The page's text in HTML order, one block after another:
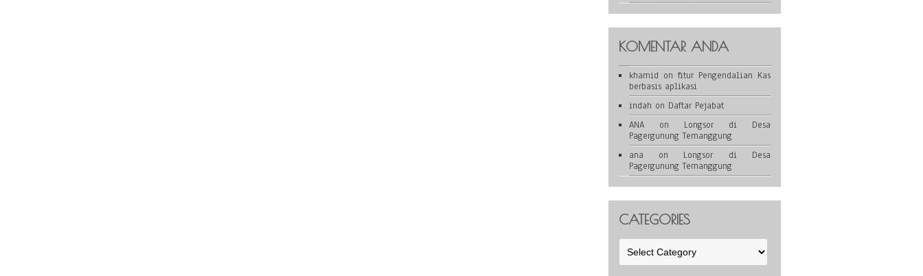
KOMENTAR ANDA
khamid on fitur Pengendalian Kas
berbasis aplikasi
indah on Daftar Pejabat
ANAon Longsor di Desa
Pagergunung Temanggung
ana on Longsor di Desa
Pagergunung Temanggung
CATEGORIES
Categories